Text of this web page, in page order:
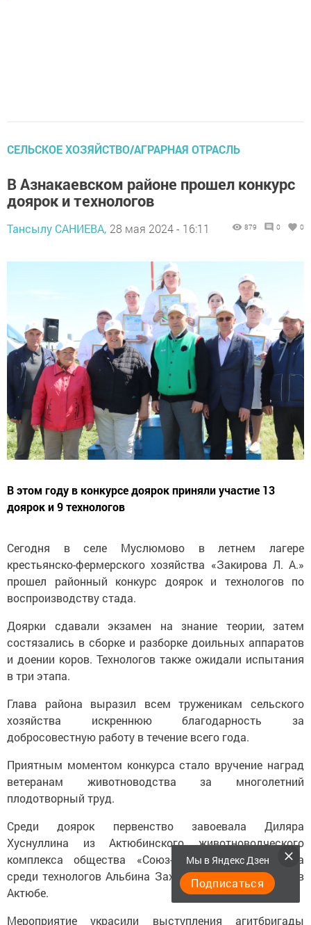
СЕЛЬСКОЕ ХОЗЯЙСТВО/АГРАРНАЯ ОТРАСЛЬ
В Азнакаевском районе прошел конкурс
доярок и технологов
Тансылу САНИЕВА, 28 мая 2024 - 16:11 879 0 0
В этом году в конкурсе доярок приняли участие 13
доярок и 9 технологов
Сегодня в селе Муслюмово в летнем лагере
крестьянско-фермерского хозяйства «Закирова Л. А.»
прошел районный конкурс доярок и технологов по
воспроизводству стада.
Доярки сдавали экзамен на знание теории, затем
состязались в сборке и разборке доильных аппаратов
и доении коров. Технологов также ожидали испытания
в три этапа.
Глава района выразил всем труженикам сельского
хозяйства искреннюю благодарность за
добросовестную работу в течение всего года.
Приятным моментом конкурса стало вручение наград
ветеранам животноводства за многолетний
плодотворный труд.
Среди доярок первенство завоевала Диляра
Хуснуллина из Актюбинского животноводческого
комплекса общества «Союз-Агро». Победительница
среди технологов Альбина Захарова также трудится в
Актюбе.
Мероприятие украсили выступления агитбригады
Мы в Яндекс Дзен
Подписаться